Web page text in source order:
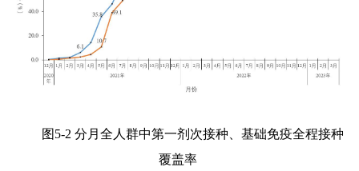
图5-2 分月全人群中第一剂次接种、基础免疫全程接种
覆盖率